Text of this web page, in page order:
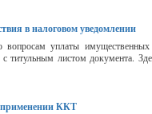
в налоговом уведомлении
вопросам уплаты
титульным листом документа.
применении ККТ